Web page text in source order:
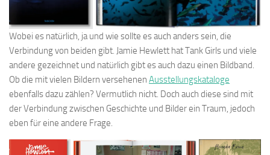
Wobei es natürlich, ja und wie sollte es auch anders sein, die
Verbindung von beiden gibt. Jamie Hewlett hat Tank Girls und viele
andere gezeichnet und natürlich gibt es auch dazu einen Bildband.
Ob die mit vielen Bildern versehenen Ausstellungskataloge
ebenfalls dazu zählen? Vermutlich nicht. Doch auch diese sind mit
der Verbindung zwischen Geschichte und Bilder ein Traum, jedoch
eben für eine andere Frage.